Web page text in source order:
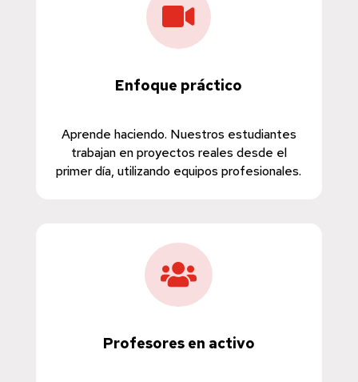

Enfoque práctico
Aprende haciendo. Nuestros estudiantes
trabajan en proyectos reales desde el
primer día, utilizando equipos profesionales.

Profesores en activo